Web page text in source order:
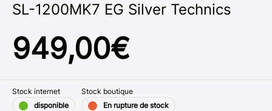
SL-1200MK7 EG Silver Technics
949,00€
Stock internet
disponible
Stock boutique
En rupture de stock